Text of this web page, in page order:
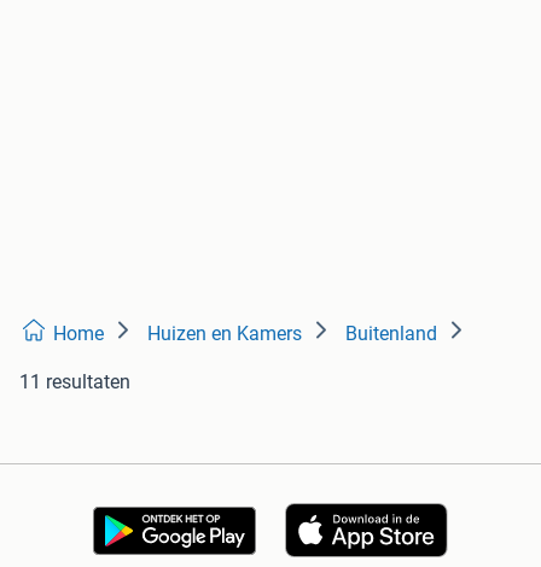
Home Huizen en Kamers Buitenland
11 resultaten